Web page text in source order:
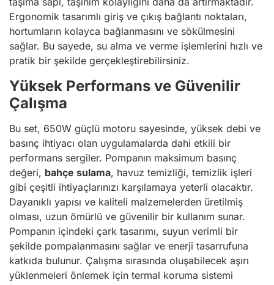
Ergonomik tasarımlı giriş ve çıkış bağlantı noktaları,
hortumların kolayca bağlanmasını ve sökülmesini
sağlar. Bu sayede, su alma ve verme işlemlerini hızlı ve
pratik bir şekilde gerçekleştirebilirsiniz.
Yüksek Performans ve Güvenilir
Çalışma
Bu set, 650W güçlü motoru sayesinde, yüksek debi ve
basınç ihtiyacı olan uygulamalarda dahi etkili bir
performans sergiler. Pompanın maksimum basınç
değeri, bahçe sulama, havuz temizliği, temizlik işleri
gibi çeşitli ihtiyaçlarınızı karşılamaya yeterli olacaktır.
Dayanıklı yapısı ve kaliteli malzemelerden üretilmiş
olması, uzun ömürlü ve güvenilir bir kullanım sunar.
Pompanın içindeki çark tasarımı, suyun verimli bir
şekilde pompalanmasını sağlar ve enerji tasarrufuna
katkıda bulunur. Çalışma sırasında oluşabilecek aşırı
yüklenmeleri önlemek için termal koruma sistemi